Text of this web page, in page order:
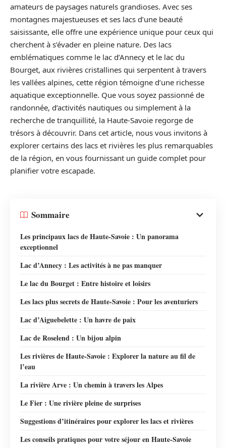
amateurs de paysages naturels grandioses. Avec ses
montagnes majestueuses et ses lacs d’une beauté
saisissante, elle offre une expérience unique pour ceux qui
cherchent à s’évader en pleine nature. Des lacs
emblématiques comme le lac d’Annecy et le lac du
Bourget, aux rivières cristallines qui serpentent à travers
les vallées alpines, cette région témoigne d’une richesse
aquatique exceptionnelle. Que vous soyez passionné de
randonnée, d’activités nautiques ou simplement à la
recherche de tranquillité, la Haute-Savoie regorge de
trésors à découvrir. Dans cet article, nous vous invitons à
explorer certains des lacs et rivières les plus remarquables
de la région, en vous fournissant un guide complet pour
planifier votre escapade.
Sommaire
Les principaux lacs de Haute-Savoie : Un panorama
exceptionnel
Lac d’Annecy : Les activités à ne pas manquer
Le lac du Bourget : Entre histoire et loisirs
Les lacs plus secrets de Haute-Savoie : Pour les aventuriers
Lac d’Aiguebelette : Un havre de paix
Lac de Roselend : Un bijou alpin
Les rivières de Haute-Savoie : Explorer la nature au fil de
l’eau
La rivière Arve : Un chemin à travers les Alpes
Le Fier : Une rivière pleine de surprises
Suggestions d’itinéraires pour explorer les lacs et rivières
Les conseils pratiques pour votre séjour en Haute-Savoie